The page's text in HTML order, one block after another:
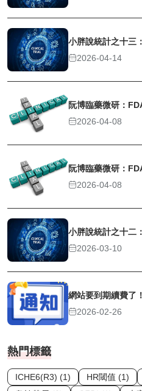
小胖說統計之十三
2026-04-14
阮博臨藥微研：
2026-04-08
阮博臨藥微研：
2026-04-08
小胖說統計之十二
2026-03-10
網站要到期續費了
2026-02-26
熱門標籤
ICHE6(R3) (1) HR閾值 (1)